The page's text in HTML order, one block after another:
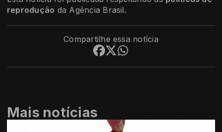
reprodução da Agência Brasil.
Compartilhe essa notícia
Mais notícias